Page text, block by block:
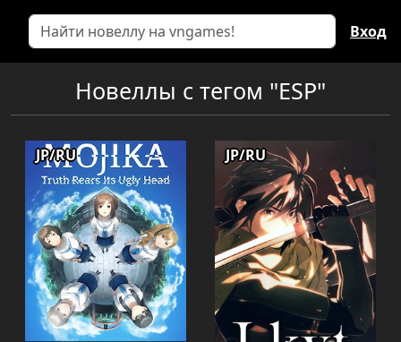
Вход
Новеллы с тегом "ESP"
JP/RU JP/RU